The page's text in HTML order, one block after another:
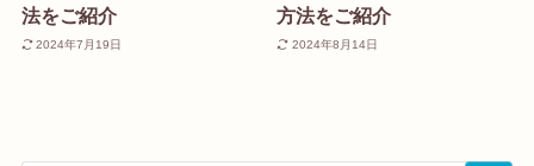
法をご紹介
2024年7月19日
方法をご紹介
2024年8月14日